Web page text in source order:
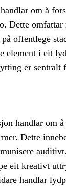
om å
Dette
offentlege
element i eit
er sentralt
handlar om
Dette
eit kreativt
handlar